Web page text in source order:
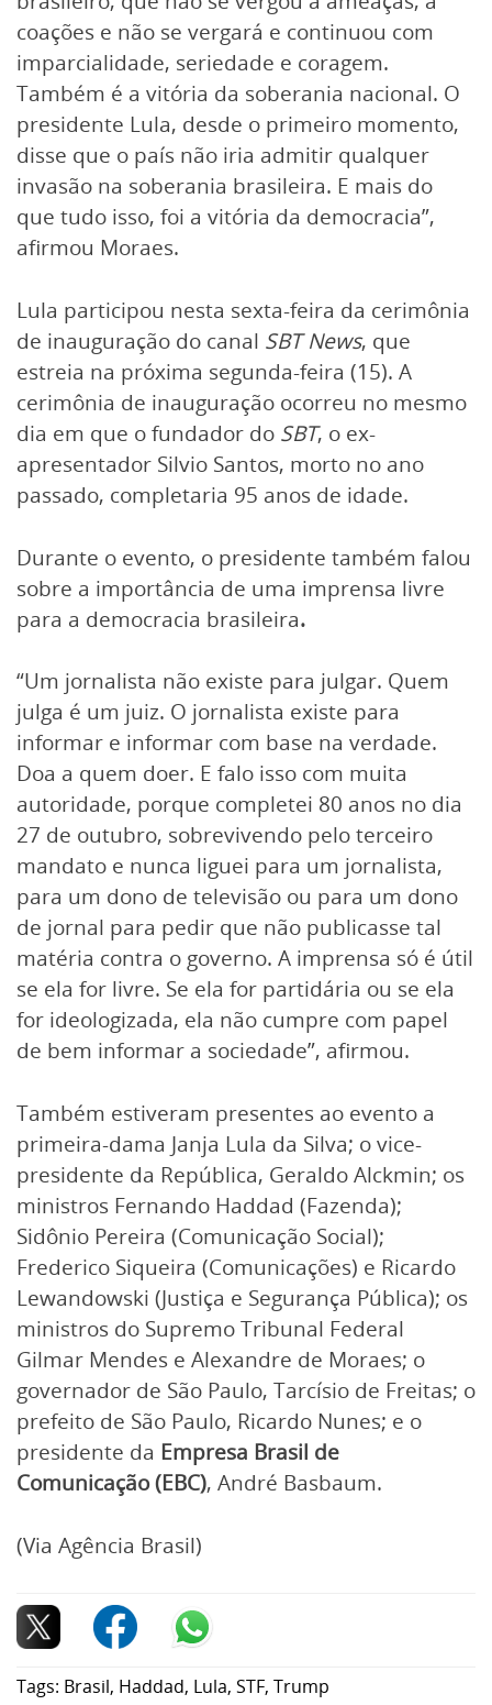
coações e não se vergará e continuou com
imparcialidade, seriedade e coragem.
Também é a vitória da soberania nacional. O
presidente Lula, desde o primeiro momento,
disse que o país não iria admitir qualquer
invasão na soberania brasileira. E mais do
que tudo isso, foi a vitória da democracia”,
afirmou Moraes.
Lula participou nesta sexta-feira da cerimônia
de inauguração do canal SBT News, que
estreia na próxima segunda-feira (15). A
cerimônia de inauguração ocorreu no mesmo
dia em que o fundador do SBT, o ex-
apresentador Silvio Santos, morto no ano
passado, completaria 95 anos de idade.
Durante o evento, o presidente também falou
sobre a importância de uma imprensa livre
para a democracia brasileira.
“Um jornalista não existe para julgar. Quem
julga é um juiz. O jornalista existe para
informar e informar com base na verdade.
Doa a quem doer. E falo isso com muita
autoridade, porque completei 80 anos no dia
27 de outubro, sobrevivendo pelo terceiro
mandato e nunca liguei para um jornalista,
para um dono de televisão ou para um dono
de jornal para pedir que não publicasse tal
matéria contra o governo. A imprensa só é útil
se ela for livre. Se ela for partidária ou se ela
for ideologizada, ela não cumpre com papel
de bem informar a sociedade”, afirmou.
Também estiveram presentes ao evento a
primeira-dama Janja Lula da Silva; o vice-
presidente da República, Geraldo Alckmin; os
ministros Fernando Haddad (Fazenda);
Sidônio Pereira (Comunicação Social);
Frederico Siqueira (Comunicações) e Ricardo
Lewandowski (Justiça e Segurança Pública); os
ministros do Supremo Tribunal Federal
Gilmar Mendes e Alexandre de Moraes; o
governador de São Paulo, Tarcísio de Freitas; o
prefeito de São Paulo, Ricardo Nunes; e o
presidente da Empresa Brasil de
Comunicação (EBC), André Basbaum.
(Via Agência Brasil)
Tags: Brasil, Haddad, Lula, STF, Trump